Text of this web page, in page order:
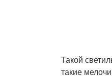
Такой
такие